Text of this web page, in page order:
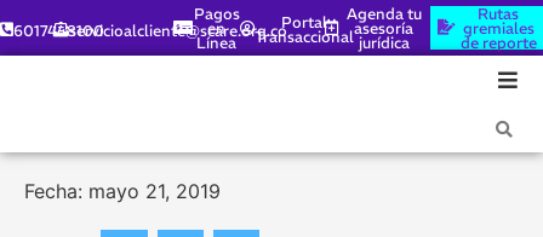
6017448100servicioalcliente@scare.org.co
Pagos
en
Línea
Portal
Transaccional
Agenda tu
asesoría
jurídica
Rutas
gremiales
de reporte
Fecha: mayo 21, 2019